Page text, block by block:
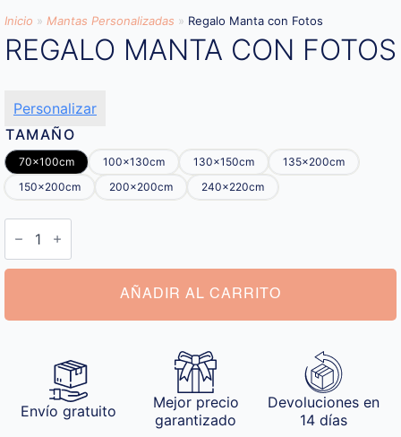
Inicio » Mantas Personalizadas » Regalo Manta con Fotos
REGALO MANTA CON FOTOS
Personalizar
TAMAÑO
70x100cm 100x130cm 130x150cm
135x200cm
150x200cm
200x200cm 240x220cm
Regalo
Manta
con
Fotos
AÑADIR AL CARRITO
Envío gratuito
Mejor precio
garantizado
Devoluciones en
14 días